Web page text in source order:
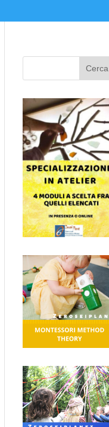
Cerca